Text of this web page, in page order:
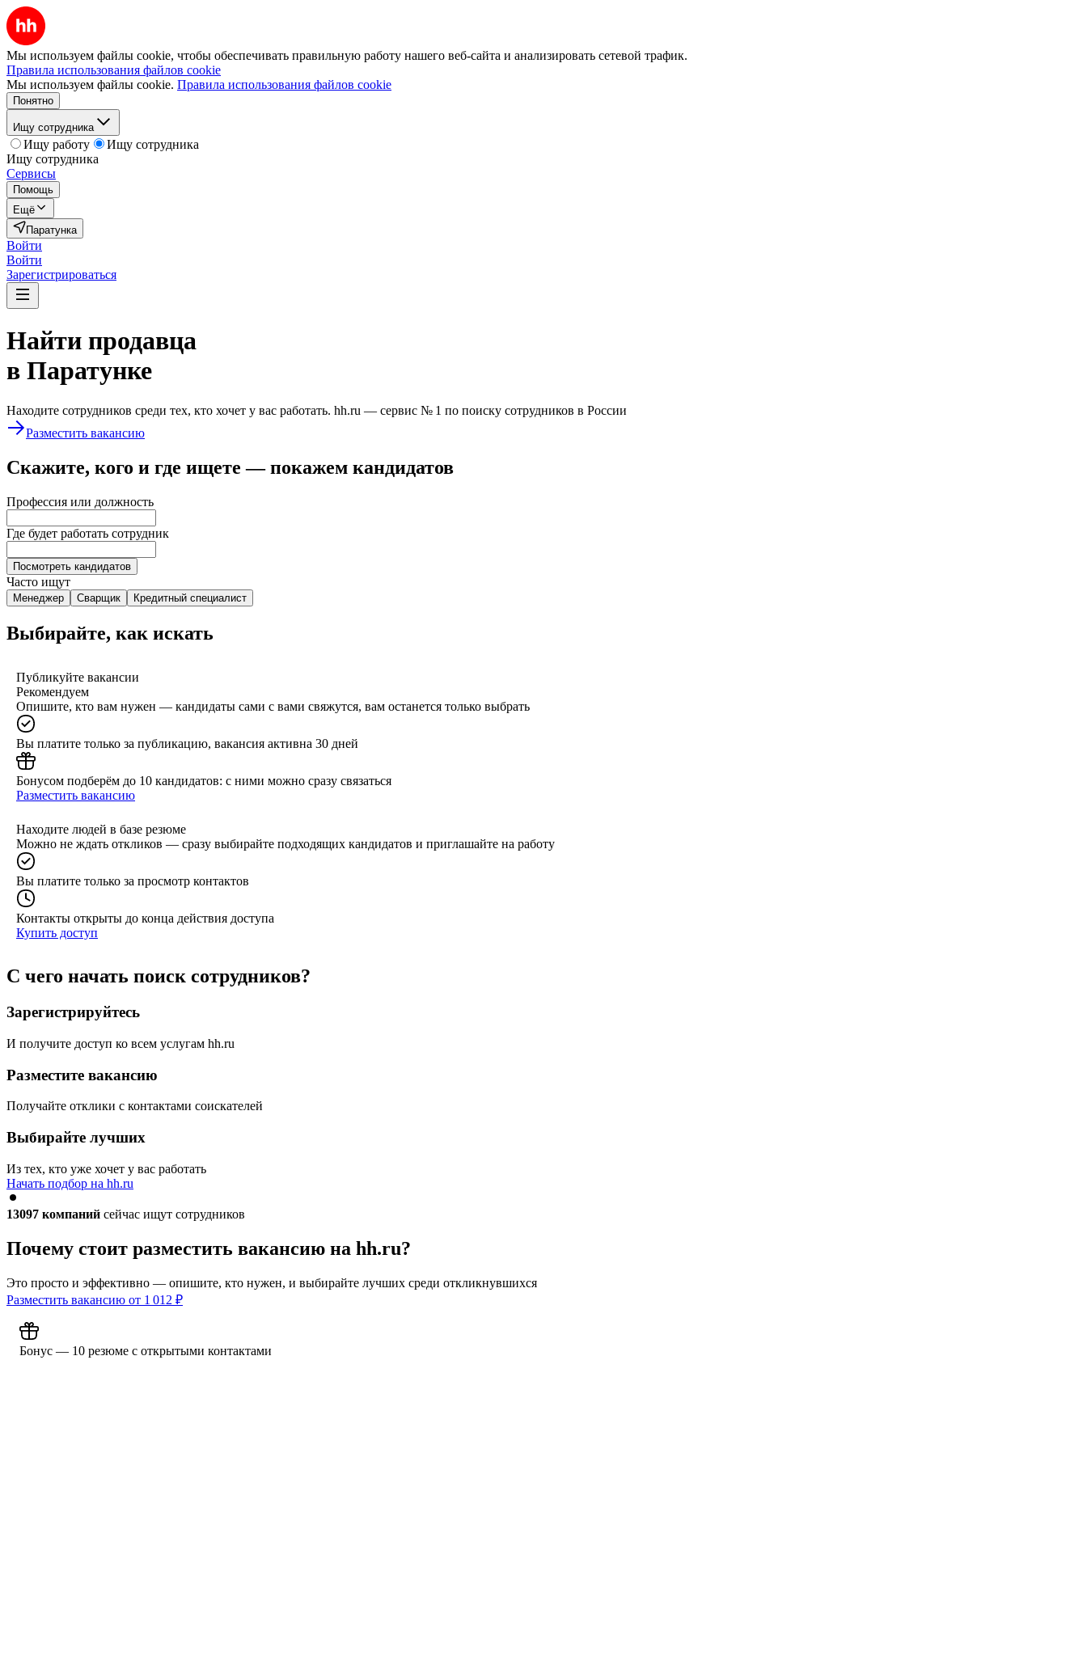
Мы используем файлы cookie, чтобы обеспечивать правильную работу нашего веб-сайта и анализировать сетевой трафик.
Правила использования файлов cookie
Мы используем файлы cookie. Правила использования файлов cookie
Понятно
Ищу сотрудника
Ищу работу
Ищу сотрудника
Ищу сотрудника
Сервисы
Помощь
Ещё
Паратунка
Войти
Войти
Зарегистрироваться
Найти продавца
в Паратунке
Находите сотрудников среди тех, кто хочет у вас работать. hh.ru — сервис № 1 по поиску сотрудников в России
Разместить вакансию
Скажите, кого и где ищете — покажем кандидатов
Профессия или должность
Где будет работать сотрудник
Посмотреть кандидатов
Часто ищут
Менеджер Сварщик Кредитный специалист
Выбирайте, как искать
Публикуйте вакансии
Рекомендуем
Опишите, кто вам нужен — кандидаты сами с вами свяжутся, вам останется только выбрать
Вы платите только за публикацию, вакансия активна 30 дней
Бонусом подберём до 10 кандидатов: с ними можно сразу связаться
Разместить вакансию
Находите людей в базе резюме
Можно не ждать откликов — сразу выбирайте подходящих кандидатов и приглашайте на работу
Вы платите только за просмотр контактов
Контакты открыты до конца действия доступа
Купить доступ
С чего начать поиск сотрудников?
Зарегистрируйтесь
И получите доступ ко всем услугам hh.ru
Разместите вакансию
Получайте отклики с контактами соискателей
Выбирайте лучших
Из тех, кто уже хочет у вас работать
Начать подбор на hh.ru
13097 компаний сейчас ищут сотрудников
Почему стоит разместить вакансию на hh.ru?
Это просто и эффективно — опишите, кто нужен, и выбирайте лучших среди откликнувшихся
Разместить вакансию от 1 012 ₽
Бонус — 10 резюме с открытыми контактами